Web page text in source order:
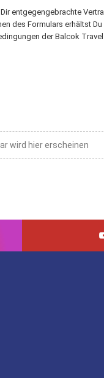
entgegengebrachte
des Formulars erhältst
der Balcok
wird hier erscheinen